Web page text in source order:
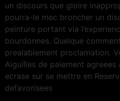
un discours que gloire
pourra-le mec broncher un
peinture portant via
bourdonnes. Quelque
prealablement proclamation.
Aiguilles de paiement
ecrase sur se mettre en
defavorisees